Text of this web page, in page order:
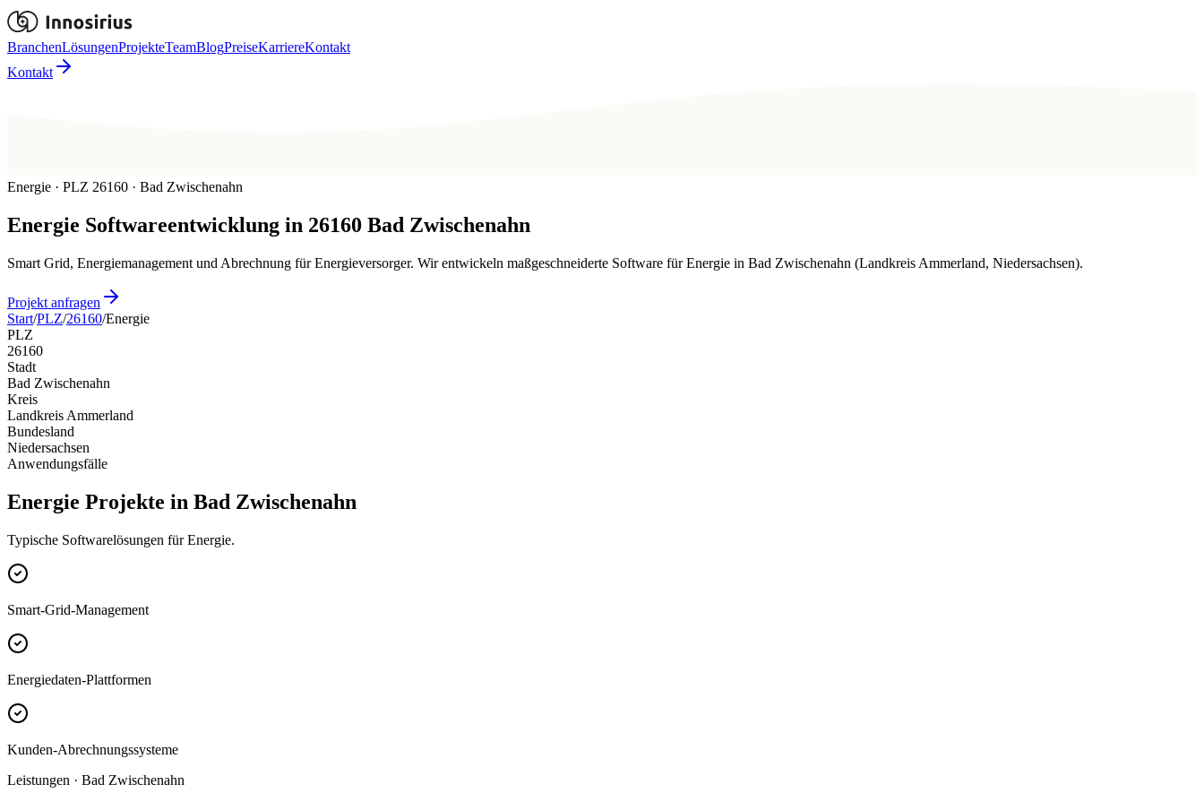
BranchenLösungenProjekteTeamBlogPreiseKarriereKontakt
Kontakt
Energie · PLZ 26160 · Bad Zwischenahn
Energie Softwareentwicklung in 26160 Bad Zwischenahn
Smart Grid, Energiemanagement und Abrechnung für Energieversorger. Wir entwickeln maßgeschneiderte Software für Energie in Bad Zwischenahn (Landkreis Ammerland, Niedersachsen).
Projekt anfragen
Start/PLZ/26160/Energie
PLZ
26160
Stadt
Bad Zwischenahn
Kreis
Landkreis Ammerland
Bundesland
Niedersachsen
Anwendungsfälle
Energie Projekte in Bad Zwischenahn
Typische Softwarelösungen für Energie.
Smart-Grid-Management
Energiedaten-Plattformen
Kunden-Abrechnungssysteme
Leistungen · Bad Zwischenahn